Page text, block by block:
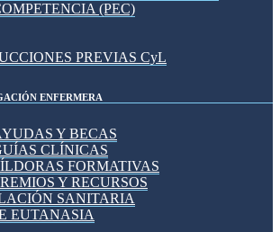
(PEC)
PREVIAS CyL
ENFERMERA
Y BECAS
CLÍNICAS
FORMATIVAS
Y RECURSOS
SANITARIA
EUTANASIA